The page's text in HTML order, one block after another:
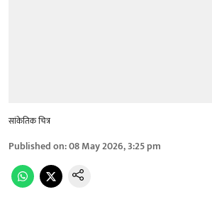
सांकेतिक चित्र
Published on:08 May 2026, 3:25 pm